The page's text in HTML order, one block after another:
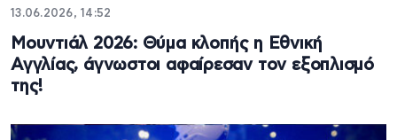
13.06.2026, 14:52
Μουντιάλ 2026: Θύμα κλοπής η Εθνική
Αγγλίας, άγνωστοι αφαίρεσαν τον εξοπλισμό
της!